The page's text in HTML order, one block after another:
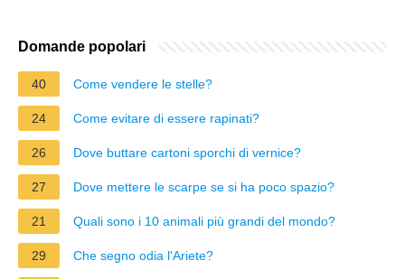
Domande popolari
40 Come vendere le stelle?
24 Come evitare di essere rapinati?
26 Dove buttare cartoni sporchi di vernice?
27 Dove mettere le scarpe se si ha poco spazio?
21 Quali sono i 10 animali più grandi del mondo?
29 Che segno odia l'Ariete?